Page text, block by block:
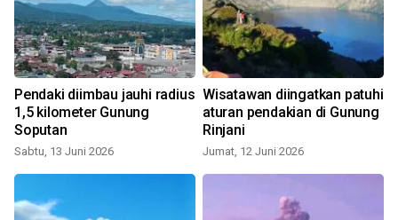
Pendaki diimbau jauhi radius
1,5 kilometer Gunung
Soputan
Sabtu, 13 Juni 2026
Wisatawan diingatkan patuhi
aturan pendakian di Gunung
Rinjani
Jumat, 12 Juni 2026